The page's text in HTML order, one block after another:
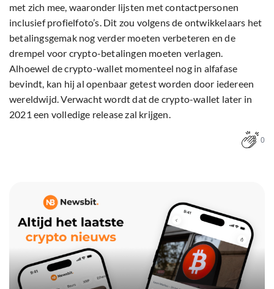
met zich mee, waaronder lijsten met contactpersonen
inclusief profielfoto’s. Dit zou volgens de ontwikkelaars het
betalingsgemak nog verder moeten verbeteren en de
drempel voor crypto-betalingen moeten verlagen.
Alhoewel de crypto-wallet momenteel nog in alfafase
bevindt, kan hij al openbaar getest worden door iedereen
wereldwijd. Verwacht wordt dat de crypto-wallet later in
2021 een volledige release zal krijgen.
0